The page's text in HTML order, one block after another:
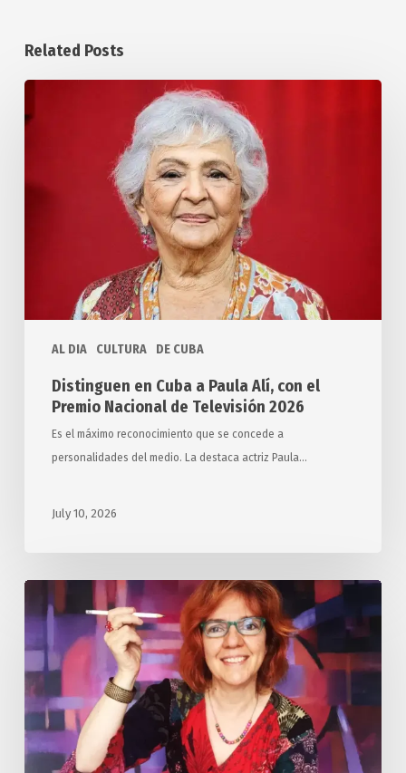
Related Posts
AL DIA CULTURA DE CUBA
en
Paula
Televisión
Distinguen en Cuba a Paula Alí, con el
Premio Nacional de Televisión 2026
Es el máximo reconocimiento que se concede a
personalidades del medio. La destaca actriz Paula…
July 10, 2026
artista
colombiana
premio
de
la
II
Bienal